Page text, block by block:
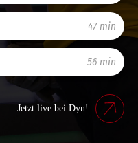
47 min
56 min
Jetzt live bei Dyn!